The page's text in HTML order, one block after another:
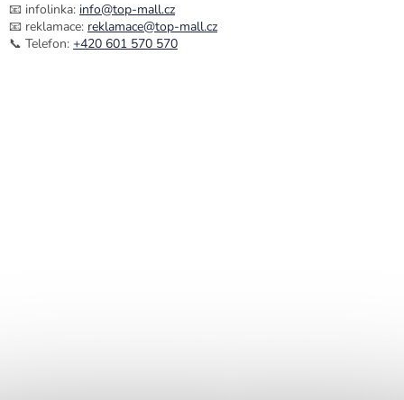
📧 infolinka: info@top-mall.cz
📧 reklamace: reklamace@top-mall.cz
📞 Telefon: +420 601 570 570